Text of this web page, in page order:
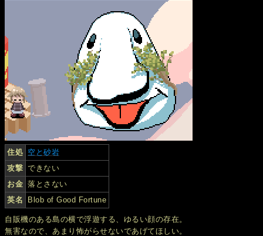
住処 空と砂岩
攻撃 できない
お金 落とさない
英名
Blob of Good Fortune
自販機のある島の横で浮遊する、ゆるい顔の存在。
無害なので、あまり怖がらせないであげてほしい。